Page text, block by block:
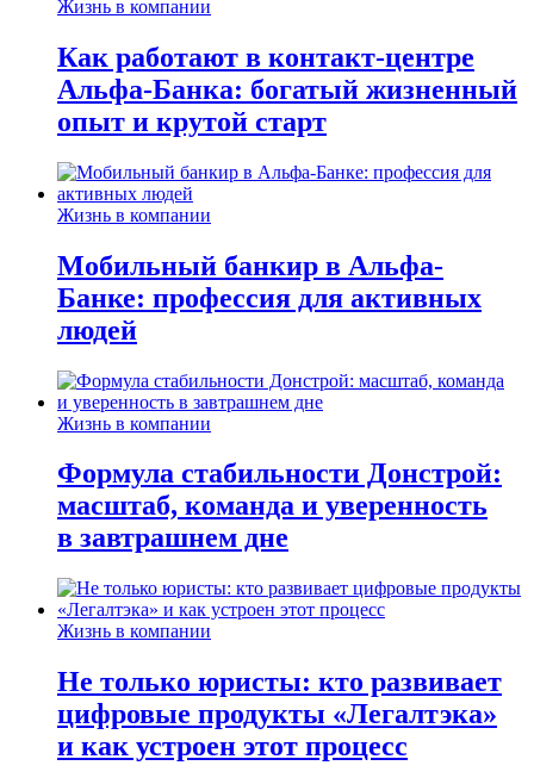
Жизнь в компании
Как работают в контакт-центре
Альфа-Банка: богатый жизненный
опыт и крутой старт
Жизнь в компании
Мобильный банкир в Альфа-
Банке: профессия для активных
людей
Жизнь в компании
Формула стабильности Донстрой:
масштаб, команда и уверенность
в завтрашнем дне
Жизнь в компании
Не только юристы: кто развивает
цифровые продукты «Легалтэка»
и как устроен этот процесс